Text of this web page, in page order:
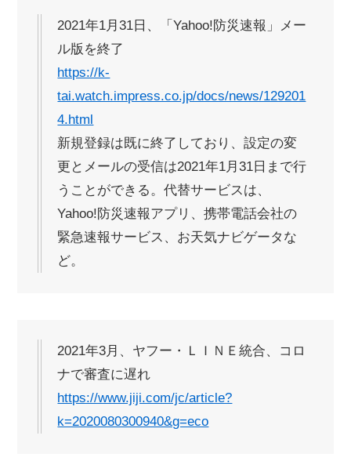
2021年1月31日、「Yahoo!防災速報」メー
ル版を終了
https://k-
tai.watch.impress.co.jp/docs/news/129201
4.html
新規登録は既に終了しており、設定の変
更とメールの受信は2021年1月31日まで行
うことができる。代替サービスは、
Yahoo!防災速報アプリ、携帯電話会社の
緊急速報サービス、お天気ナビゲータな
ど。
2021年3月、ヤフー・ＬＩＮＥ統合、コロ
ナで審査に遅れ
https://www.jiji.com/jc/article?
k=2020080300940&g=eco